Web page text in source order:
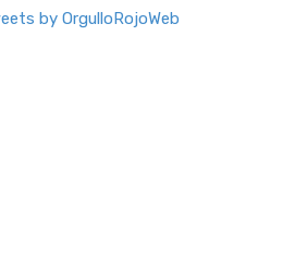
by OrgulloRojoWeb